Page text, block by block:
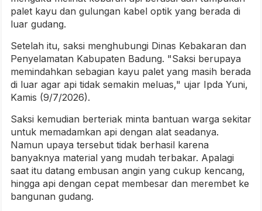
palet kayu dan gulungan kabel optik yang berada di
luar gudang.
Setelah itu, saksi menghubungi Dinas Kebakaran dan
Penyelamatan Kabupaten Badung. "Saksi berupaya
memindahkan sebagian kayu palet yang masih berada
di luar agar api tidak semakin meluas," ujar Ipda Yuni,
Kamis (9/7/2026).
Saksi kemudian berteriak minta bantuan warga sekitar
untuk memadamkan api dengan alat seadanya.
Namun upaya tersebut tidak berhasil karena
banyaknya material yang mudah terbakar. Apalagi
saat itu datang embusan angin yang cukup kencang,
hingga api dengan cepat membesar dan merembet ke
bangunan gudang.